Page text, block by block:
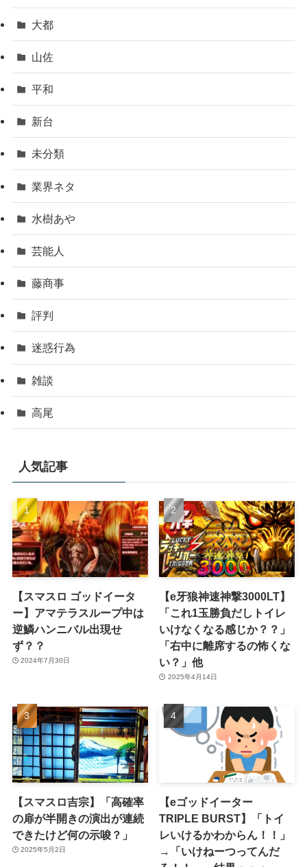
大都
山佐
平和
新台
未分類
業界ネタ
水樹あや
芸能人
藤商事
評判
迷惑行為
雑談
高尾
人気記事
【スマスロ ゴッドイータ
ー】アマテラスループ中は
逆鱗ハンニバル出現せ
ず？？
2024年7月30日
【e牙狼神速神撃3000LT】
「これ1玉勝負だしトイレ
いけなくなる感じか？？」
「右中に離席するの怖くな
い？」他
2025年4月14日
【スマスロ吉宗】「高確率
の扉が半開きの演出が連続
できたけど何の示唆？」
2025年5月2日
【eゴッドイーター
TRIPLE BURST】「トイ
レいけるかわからん！！」
→「いけねーつってんだ